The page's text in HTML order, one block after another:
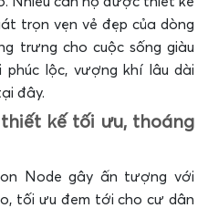
trọn vẹn vẻ đẹp của dòng
trưng cho cuộc sống giàu
phúc lộc, vượng khí lâu dài
đây.
kế tối ưu, thoáng
Node gây ấn tượng với
tối ưu đem tới cho cư dân